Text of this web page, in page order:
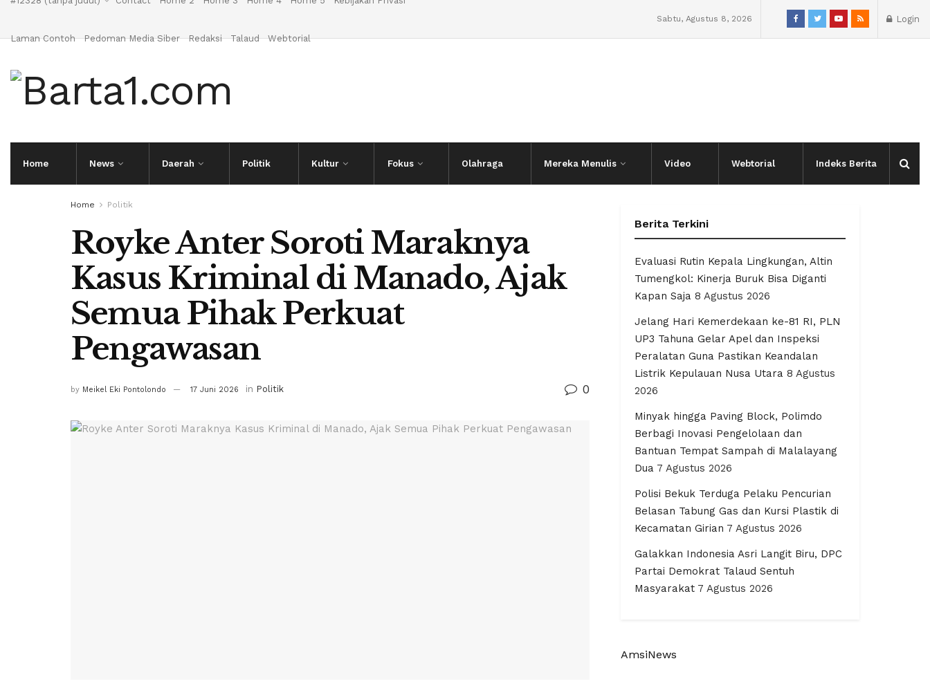
Laman Contoh Pedoman Media Siber Redaksi Talaud Webtorial
Sabtu, Agustus 8, 2026 Login
Home News Daerah Politik Kultur Fokus Olahraga Mereka Menulis Video Webtorial Indeks Berita
Home Politik
Royke Anter Soroti Maraknya
Kasus Kriminal di Manado, Ajak
Semua Pihak Perkuat
Pengawasan
by Meikel Eki Pontolondo 17 Juni 2026 in Politik 0
Berita Terkini
Evaluasi Rutin Kepala Lingkungan, Altin
Tumengkol: Kinerja Buruk Bisa Diganti
Kapan Saja 8 Agustus 2026
Jelang Hari Kemerdekaan ke-81 RI, PLN
UP3 Tahuna Gelar Apel dan Inspeksi
Peralatan Guna Pastikan Keandalan
Listrik Kepulauan Nusa Utara 8 Agustus
2026
Minyak hingga Paving Block, Polimdo
Berbagi Inovasi Pengelolaan dan
Bantuan Tempat Sampah di Malalayang
Dua 7 Agustus 2026
Polisi Bekuk Terduga Pelaku Pencurian
Belasan Tabung Gas dan Kursi Plastik di
Kecamatan Girian 7 Agustus 2026
Galakkan Indonesia Asri Langit Biru, DPC
Partai Demokrat Talaud Sentuh
Masyarakat 7 Agustus 2026
AmsiNews